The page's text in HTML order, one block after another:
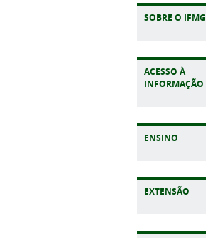
SOBRE O IFMG
ACESSO À
INFORMAÇÃO
ENSINO
EXTENSÃO